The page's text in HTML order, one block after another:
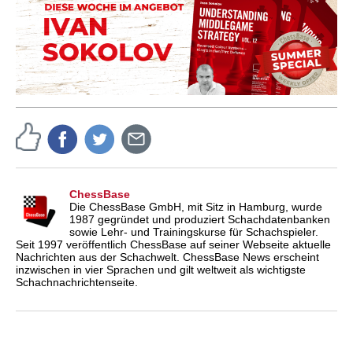
ChessBase
Die ChessBase GmbH, mit Sitz in Hamburg, wurde
1987 gegründet und produziert Schachdatenbanken
sowie Lehr- und Trainingskurse für Schachspieler.
Seit 1997 veröffentlich ChessBase auf seiner Webseite aktuelle
Nachrichten aus der Schachwelt. ChessBase News erscheint
inzwischen in vier Sprachen und gilt weltweit als wichtigste
Schachnachrichtenseite.